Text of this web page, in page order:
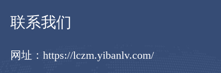
点击免费咨询
联系我们
网址： https://lczm.yibanlv.com/